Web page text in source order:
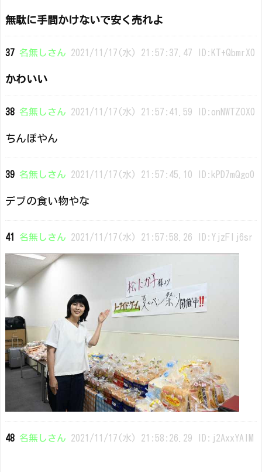
無駄に手間かけないで安く売れよ
37 名無しさん 2021/11/17(水) 21:57:37.47 ID:KT+QbmrX0
かわいい
38 名無しさん 2021/11/17(水) 21:57:41.59 ID:onNWTZOX0
ちんぽやん
39 名無しさん 2021/11/17(水) 21:57:45.10 ID:kPD7mQgo0
デブの食い物やな
41 名無しさん 2021/11/17(水) 21:57:58.26 ID:YjzFlj6sr
48 名無しさん 2021/11/17(水) 21:58:26.29 ID:j2AxxYAlM